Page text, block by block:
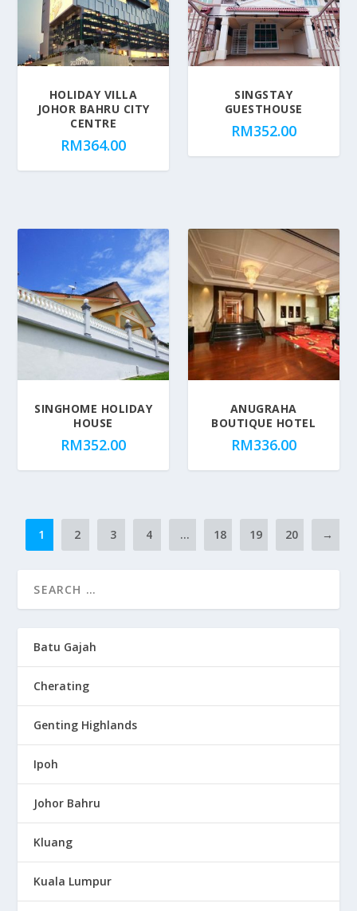
HOLIDAY VILLA
JOHOR BAHRU CITY
CENTRE
RM364.00
SINGSTAY
GUESTHOUSE
RM352.00
SINGHOME HOLIDAY
HOUSE
RM352.00
ANUGRAHA
BOUTIQUE HOTEL
RM336.00
1 2 3 4 … 18 19 20 →
Batu Gajah
Cherating
Genting Highlands
Ipoh
Johor Bahru
Kluang
Kuala Lumpur